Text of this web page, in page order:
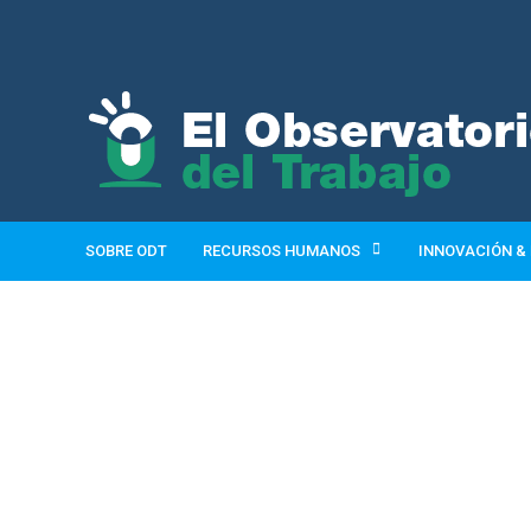
SOBRE ODT RECURSOS HUMANOS INNOVACIÓN &